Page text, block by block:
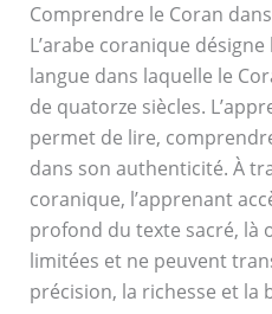
Comprendre le Coran
L’arabe coranique
langue dans laquelle le
de quatorze siècles.
permet de lire,
dans son authenticité. À
coranique, l’apprenant
profond du texte sacré, là
limitées et ne peuvent
précision, la richesse et la